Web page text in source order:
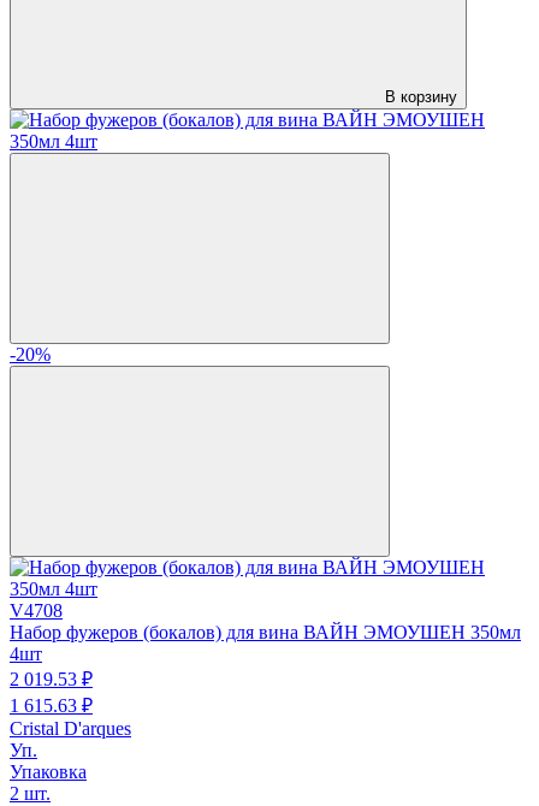
В корзину
-20%
V4708
Набор фужеров (бокалов) для вина ВАЙН ЭМОУШЕН 350мл
4шт
2 019.53 ₽
1 615.63 ₽
Cristal D'arques
Уп.
Упаковка
2 шт.